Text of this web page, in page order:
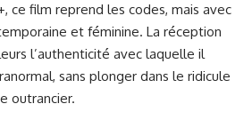
ce film reprend les codes, mais avec
et féminine. La réception
l’authenticité avec laquelle il
sans plonger dans le ridicule
outrancier.